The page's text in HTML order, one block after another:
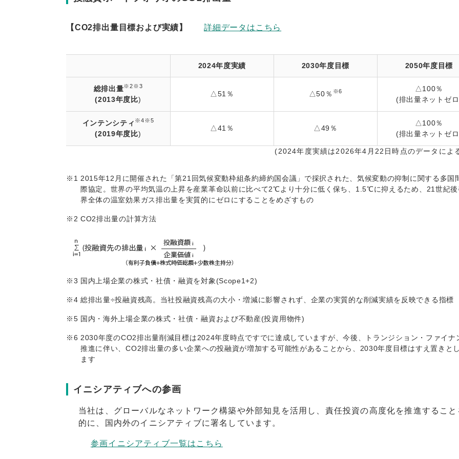
【CO2排出量目標および実績】 詳細データはこちら
2024年度実績 2030年度目標 2050年度目標
総排出量※2※3
(2013年度比)
△51％ △50％ ※6
△100％
(排出量ネットゼ
インテンシティ ※4※5
(2019年度比)
△41％ △49％
△100％
(排出量ネットゼ
(2024年度実績は2026年4月22日時点のデータによ
※1 2015年12月に開催された「第21回気候変動枠組条約締約国会議」で採択された、気候変動の抑制に関する多国
際協定。世界の平均気温の上昇を産業革命以前に比べて2℃より十分に低く保ち、1.5℃に抑えるため、21世紀後
界全体の温室効果ガス排出量を実質的にゼロにすることをめざすもの
※2 CO2排出量の計算方法
※3 国内上場企業の株式・社債・融資を対象(Scope1+2)
※4 総排出量÷投融資残高。当社投融資残高の大小・増減に影響されず、企業の実質的な削減実績を反映できる指標
※5 国内・海外上場企業の株式・社債・融資および不動産(投資用物件)
※6 2030年度のCO2排出量削減目標は2024年度時点ですでに達成していますが、今後、トランジション・ファイナ
推進に伴い、CO2排出量の多い企業への投融資が増加する可能性があることから、2030年度目標はすえ置きと
ます
イニシアティブへの参画
当社は、グローバルなネットワーク構築や外部知見を活用し、責任投資の高度化を推進すること
的に、国内外のイニシアティブに署名しています。
参画イニシアティブ一覧はこちら